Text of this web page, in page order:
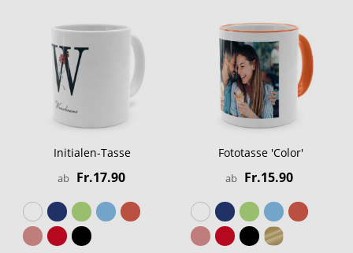
Initialen-Tasse
ab Fr.17.90
Fototasse 'Color'
ab Fr.15.90